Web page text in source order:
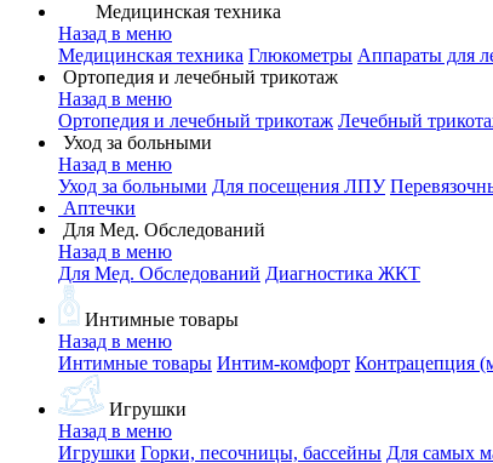
Медицинская техника
Назад в меню
Медицинская техника Глюкометры Аппараты для
Ортопедия и лечебный трикотаж
Назад в меню
Ортопедия и лечебный трикотаж Лечебный
Уход за больными
Назад в меню
Уход за больными Для посещения ЛПУ
Аптечки
Для Мед. Обследований
Назад в меню
Для Мед. Обследований Диагностика ЖКТ
Интимные товары
Назад в меню
Интимные товары Интим-комфорт Контрацепция
Игрушки
Назад в меню
Игрушки Горки, песочницы, бассейны Для самых